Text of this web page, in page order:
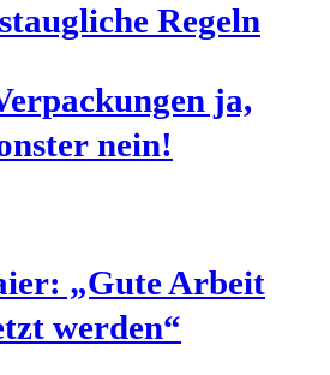
Regeln
ja,
nein!
„Gute Arbeit
werden“